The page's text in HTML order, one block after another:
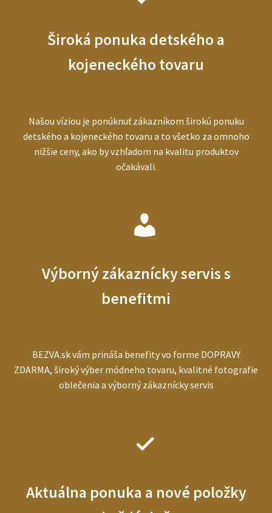
Široká ponuka detského a
kojeneckého tovaru
Našou víziou je ponúknuť zákazníkom širokú ponuku
detského a kojeneckého tovaru a to všetko za omnoho
nižšie ceny, ako by vzhľadom na kvalitu produktov
očakávali.
Výborný zákaznícky servis s
benefitmi
BEZVA.sk vám prináša benefity vo forme DOPRAVY
ZDARMA, široký výber módneho tovaru, kvalitné fotografie
oblečenia a výborný zákaznícky servis
Aktuálna ponuka a nové položky